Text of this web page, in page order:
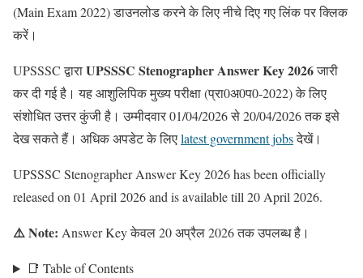
(Main Exam 2022) डाउनलोड करने के लिए नीचे दिए गए लिंक पर क्लिक
करें।
UPSSSC द्वाराUPSSSC Stenographer Answer Key 2026जारी
कर दी गई है। यह आशुलिपिक मुख्य परीक्षा (प्रा0अ0प0-2022) के लिए
संशोधित उत्तर कुंजी है। उम्मीदवार 01/04/2026 से 20/04/2026 तक इसे
देख सकते हैं। अधिक अपडेट के लिएlatest government jobsदेखें।
UPSSSC Stenographer Answer Key 2026 has been officially
released on 01 April 2026 and is available till 20 April 2026.
⚠️ Note: Answer Key केवल 20 अप्रैल 2026 तक उपलब्ध है।
📑 Table of Contents